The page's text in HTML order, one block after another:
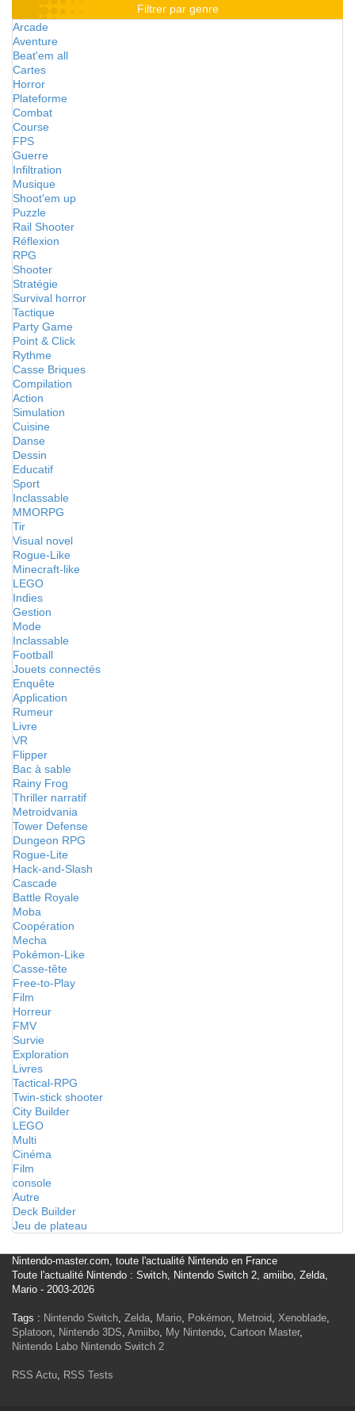
Filtrer par genre
Arcade
Aventure
Beat'em all
Cartes
Horror
Plateforme
Combat
Course
FPS
Guerre
Infiltration
Musique
Shoot'em up
Puzzle
Rail Shooter
Réflexion
RPG
Shooter
Stratégie
Survival horror
Tactique
Party Game
Point & Click
Rythme
Casse Briques
Compilation
Action
Simulation
Cuisine
Danse
Dessin
Educatif
Sport
Inclassable
MMORPG
Tir
Visual novel
Rogue-Like
Minecraft-like
LEGO
Indies
Gestion
Mode
Inclassable
Football
Jouets connectés
Enquête
Application
Rumeur
Livre
VR
Flipper
Bac à sable
Rainy Frog
Thriller narratif
Metroidvania
Tower Defense
Dungeon RPG
Rogue-Lite
Hack-and-Slash
Cascade
Battle Royale
Moba
Coopération
Mecha
Pokémon-Like
Casse-tête
Free-to-Play
Film
Horreur
FMV
Survie
Exploration
Livres
Tactical-RPG
Twin-stick shooter
City Builder
LEGO
Multi
Cinéma
Film
console
Autre
Deck Builder
Jeu de plateau
Nintendo-master.com, toute l'actualité Nintendo en France
Toute l'actualité Nintendo : Switch, Nintendo Switch 2, amiibo, Zelda,
Mario - 2003-2026
Tags : Nintendo Switch, Zelda, Mario, Pokémon, Metroid, Xenoblade,
Splatoon, Nintendo 3DS, Amiibo, My Nintendo, Cartoon Master,
Nintendo Labo Nintendo Switch 2
RSS Actu, RSS Tests